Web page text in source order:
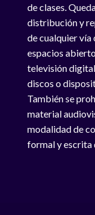
de clases.
distribución y
de cualquier vía
espacios
televisión
discos o
También se
material
modalidad de
formal y escrita